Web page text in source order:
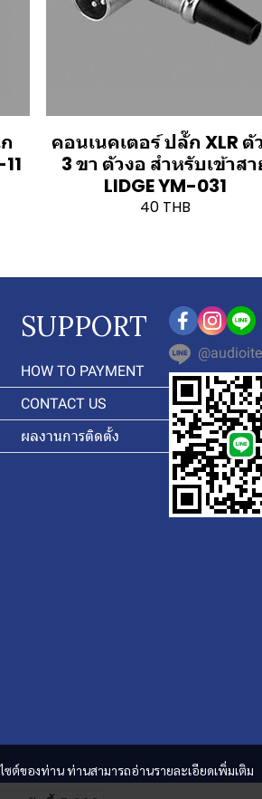
คอนเนคเตอร์ ปลั๊ก XLR ตั
3 ขา ตัวงอ สำหรับเข้าส
LIDGE YM-031
40 THB
ต์ของท่าน ท่านสามารถอ่านรายละเอียดเพิ่มเติม
SUPPORT
HOW TO PAYMENT
CONTACT US
ผลงานการติดตั้ง